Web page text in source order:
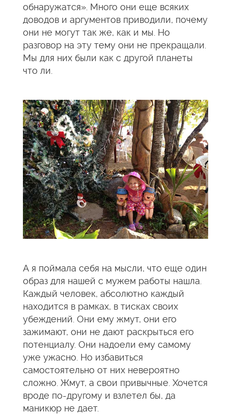
обнаружатся». Много они еще всяких
доводов и аргументов приводили, почему
они не могут так же, как и мы. Но
разговор на эту тему они не прекращали.
Мы для них были как с другой планеты
что ли.
А я поймала себя на мысли, что еще один
образ для нашей с мужем работы нашла.
Каждый человек, абсолютно каждый
находится в рамках, в тисках своих
убеждений. Они ему жмут, они его
зажимают, они не дают раскрыться его
потенциалу. Они надоели ему самому
уже ужасно. Но избавиться
самостоятельно от них невероятно
сложно. Жмут, а свои привычные. Хочется
вроде по-другому и взлетел бы, да
маникюр не дает.